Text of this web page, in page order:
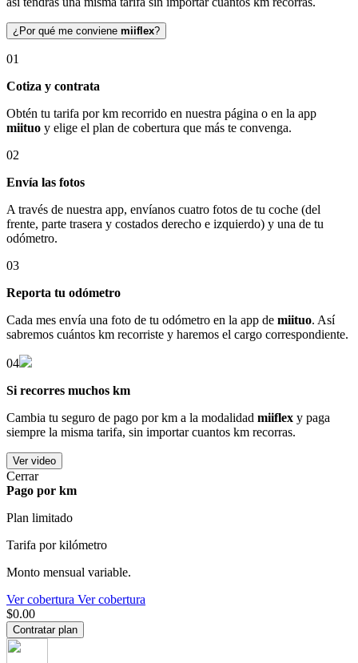
¿Por qué me conviene miiflex?
01
Cotiza y contrata
Obtén tu tarifa por km recorrido en nuestra página o en la app
miituo y elige el plan de cobertura que más te convenga.
02
Envía las fotos
A través de nuestra app, envíanos cuatro fotos de tu coche (del
frente, parte trasera y costados derecho e izquierdo) y una de tu
odómetro.
03
Reporta tu odómetro
Cada mes envía una foto de tu odómetro en la app de miituo. Así
sabremos cuántos km recorriste y haremos el cargo correspondiente.
04
Si recorres muchos km
Cambia tu seguro de pago por km a la modalidad miiflex y paga
siempre la misma tarifa, sin importar cuantos km recorras.
Ver video
Cerrar
Pago por km
Plan limitado
Tarifa por kilómetro
Monto mensual variable.
Ver cobertura Ver cobertura
$0.00
Contratar plan